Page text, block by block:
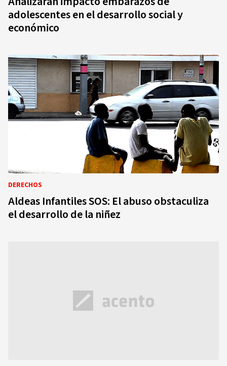
adolescentes en el desarrollo social y
económico
DERECHOS
Aldeas Infantiles SOS: El abuso obstaculiza
el desarrollo de la niñez